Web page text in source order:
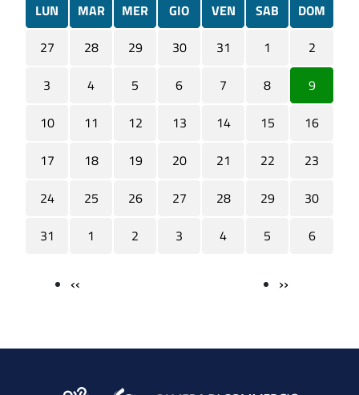
LUN MAR MER GIO VEN SAB
DOM
27
28 29 30 31 1
2
3
4 5 6 7 8
9
10
11 12 13 14 15
16
17
18 19 20 21 22
23
24
25 26 27 28 29
30
31
1 2 3 4 5 6
Paginazione
‹‹ ››